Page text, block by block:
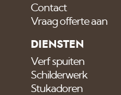
Contact
Vraag offerte aan
DIENSTEN
Verf spuiten
Schilderwerk
Stukadoren